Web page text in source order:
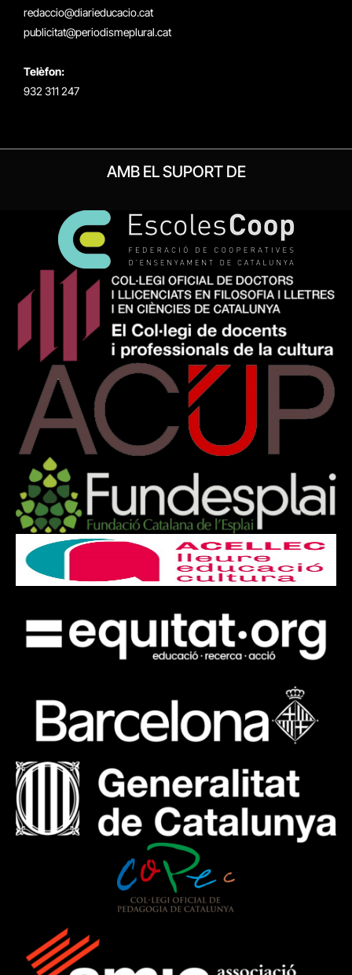
redaccio@diarieducacio.cat
publicitat@periodismeplural.cat
Telèfon:
932 311 247
AMB EL SUPORT DE